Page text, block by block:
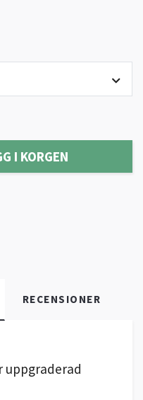
I KORGEN
RECENSIONER
uppgraderad